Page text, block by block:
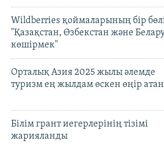
Wildberries қоймаларының бір
"Қазақстан, Өзбекстан және
көшірмек"
Орталық Азия 2025 жылы әлемде
туризм ең жылдам өскен өңір
Білім грант иегерлерінің тізімі
жарияланды